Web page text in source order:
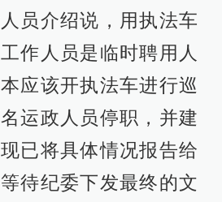
员介绍说，用执法车
作人员是临时聘用人
应该开执法车进行巡
运政人员停职，并建
已将具体情况报告给
待纪委下发最终的文